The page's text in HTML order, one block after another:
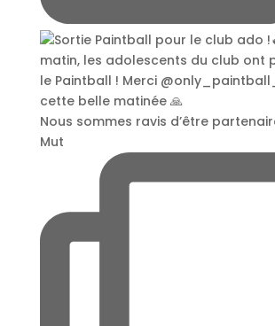
Nous sommes ravis d’être
Mut